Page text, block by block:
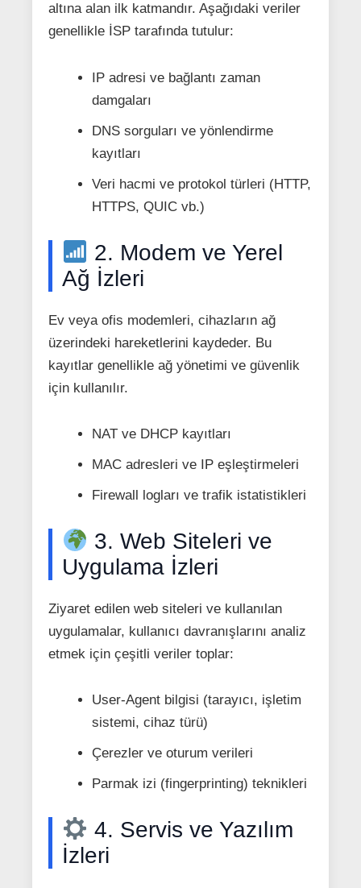
altına alan ilk katmandır. Aşağıdaki veriler
genellikle İSP tarafında tutulur:
IP adresi ve bağlantı zaman
damgaları
DNS sorguları ve yönlendirme
kayıtları
Veri hacmi ve protokol türleri (HTTP,
HTTPS, QUIC vb.)
2. Modem ve Yerel
Ağ İzleri
Ev veya ofis modemleri, cihazların ağ
üzerindeki hareketlerini kaydeder. Bu
kayıtlar genellikle ağ yönetimi ve güvenlik
için kullanılır.
NAT ve DHCP kayıtları
MAC adresleri ve IP eşleştirmeleri
Firewall logları ve trafik istatistikleri
3. Web Siteleri ve
Uygulama İzleri
Ziyaret edilen web siteleri ve kullanılan
uygulamalar, kullanıcı davranışlarını analiz
etmek için çeşitli veriler toplar:
User-Agent bilgisi (tarayıcı, işletim
sistemi, cihaz türü)
Çerezler ve oturum verileri
Parmak izi (fingerprinting) teknikleri
4. Servis ve Yazılım
İzleri